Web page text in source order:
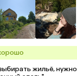
жильё,